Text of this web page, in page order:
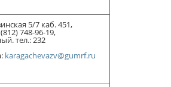
5/7 каб. 451,
748-96-19,
тел.: 232
karagachevazv@gumrf.ru